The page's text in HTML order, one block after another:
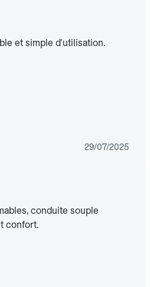
et simple d'utilisation.
29/07/2025
conduite souple
confort.